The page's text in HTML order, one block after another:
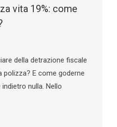
vita 19%: come
della detrazione fiscale
polizza? E come goderne
nulla. Nello